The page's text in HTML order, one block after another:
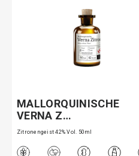
MALLORQUINISCHE
VERNA Z…
Zitronengeist 42% Vol. 50ml